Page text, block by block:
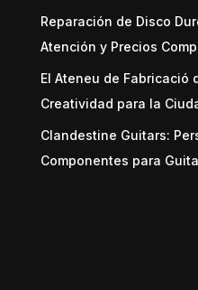
Reparación de Disco
Atención y Precios
El Ateneu de Fabricació
Creatividad para la
Clandestine Guitars:
Componentes para